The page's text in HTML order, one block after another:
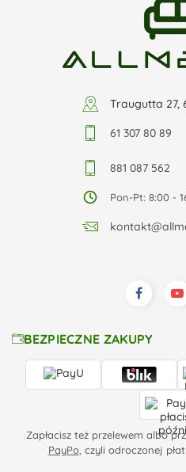
Traugutta 27,
61 307 80 89
881 087 562
Pon-Pt: 8:00 -
BEZPIECZNE ZAKUPY
Zapłacisz też przelewem albo
PayPo, czyli odroczonej